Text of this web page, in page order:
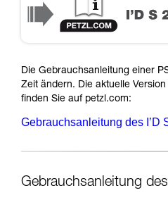
Die Gebrauchsanleitung einer
Zeit ändern. Die aktuelle
finden Sie auf petzl.com:
Gebrauchsanleitung des I’D
Gebrauchsanleitung des